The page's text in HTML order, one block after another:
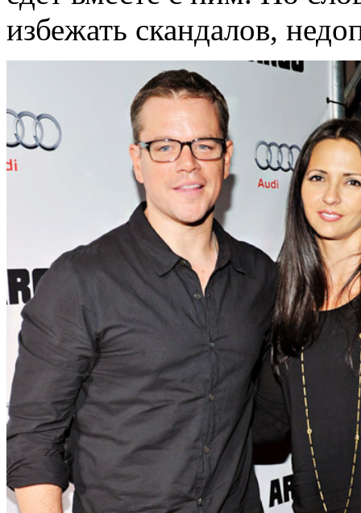
избежать скандалов,